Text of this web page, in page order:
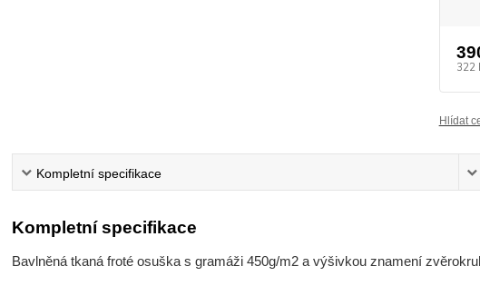
322
Hlídat
Kompletní specifikace
Kompletní specifikace
Bavlněná tkaná froté osuška s gramáži 450g/m2 a výšivkou znamení